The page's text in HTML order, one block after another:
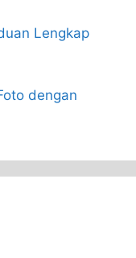
Lengkap
dengan